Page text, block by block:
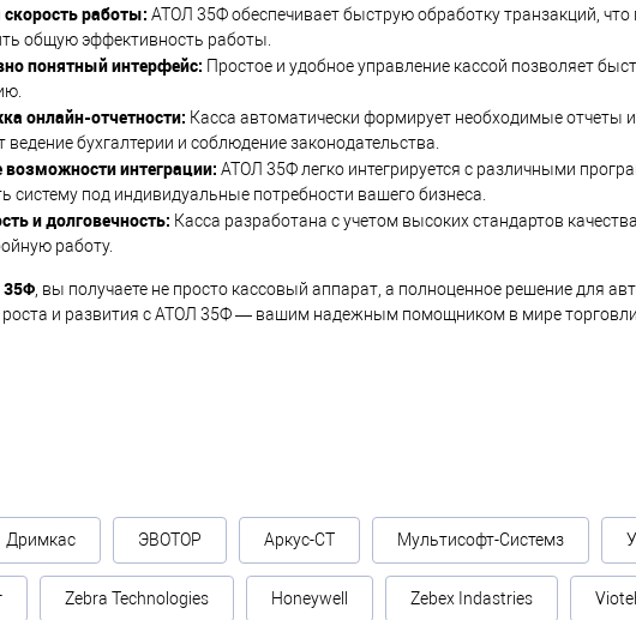
работы: АТОЛ 35Ф обеспечивает быструю обработку транзакций,
общую эффективность работы.
понятный интерфейс: Простое и удобное управление кассой позволяет
онлайн-отчетности: Касса автоматически формирует необходимые отчеты
ведение бухгалтерии и соблюдение законодательства.
интеграции: АТОЛ 35Ф легко интегрируется с различными
систему под индивидуальные потребности вашего бизнеса.
и долговечность: Касса разработана с учетом высоких стандартов
работу.
, вы получаете не просто кассовый аппарат, а полноценное решение для
роста и развития с АТОЛ 35Ф — вашим надежным помощником в мире
Дримкас ЭВОТОР Аркус-СТ Мультисофт-Системз
Zebra Technologies Honeywell Zebex Indastries